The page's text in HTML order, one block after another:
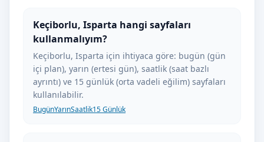
Keçiborlu, Isparta hangi sayfaları
kullanmalıyım?
Keçiborlu, Isparta için ihtiyaca göre: bugün (gün
içi plan), yarın (ertesi gün), saatlik (saat bazlı
ayrıntı) ve 15 günlük (orta vadeli eğilim) sayfaları
kullanılabilir.
BugünYarınSaatlik15 Günlük